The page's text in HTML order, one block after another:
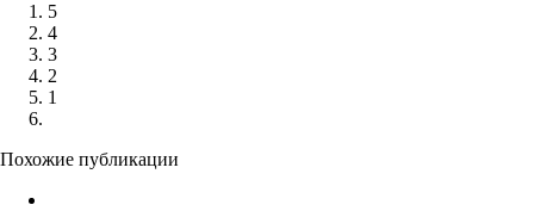
5
4
3
2
1
Похожие публикации